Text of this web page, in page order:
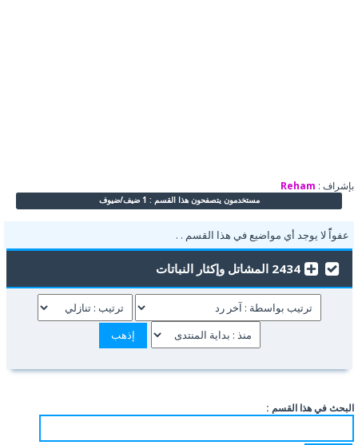
بإشراف : Reham
مستخدمون يتصفحون هذا القسم : 1 ضيف/ضيوف
عفواًً لا يوجد أي مواضيع في هذا القسم . .
2434 المشاتل وإكثار النباتات
البحث في هذا القسم :